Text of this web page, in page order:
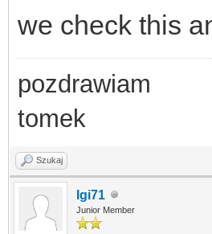
we check this
pozdrawiam
tomek
Szukaj
Igi71
Junior Member